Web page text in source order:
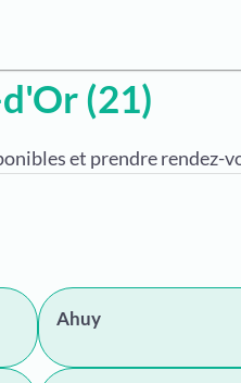
(21)
et prendre rendez-
Ahuy